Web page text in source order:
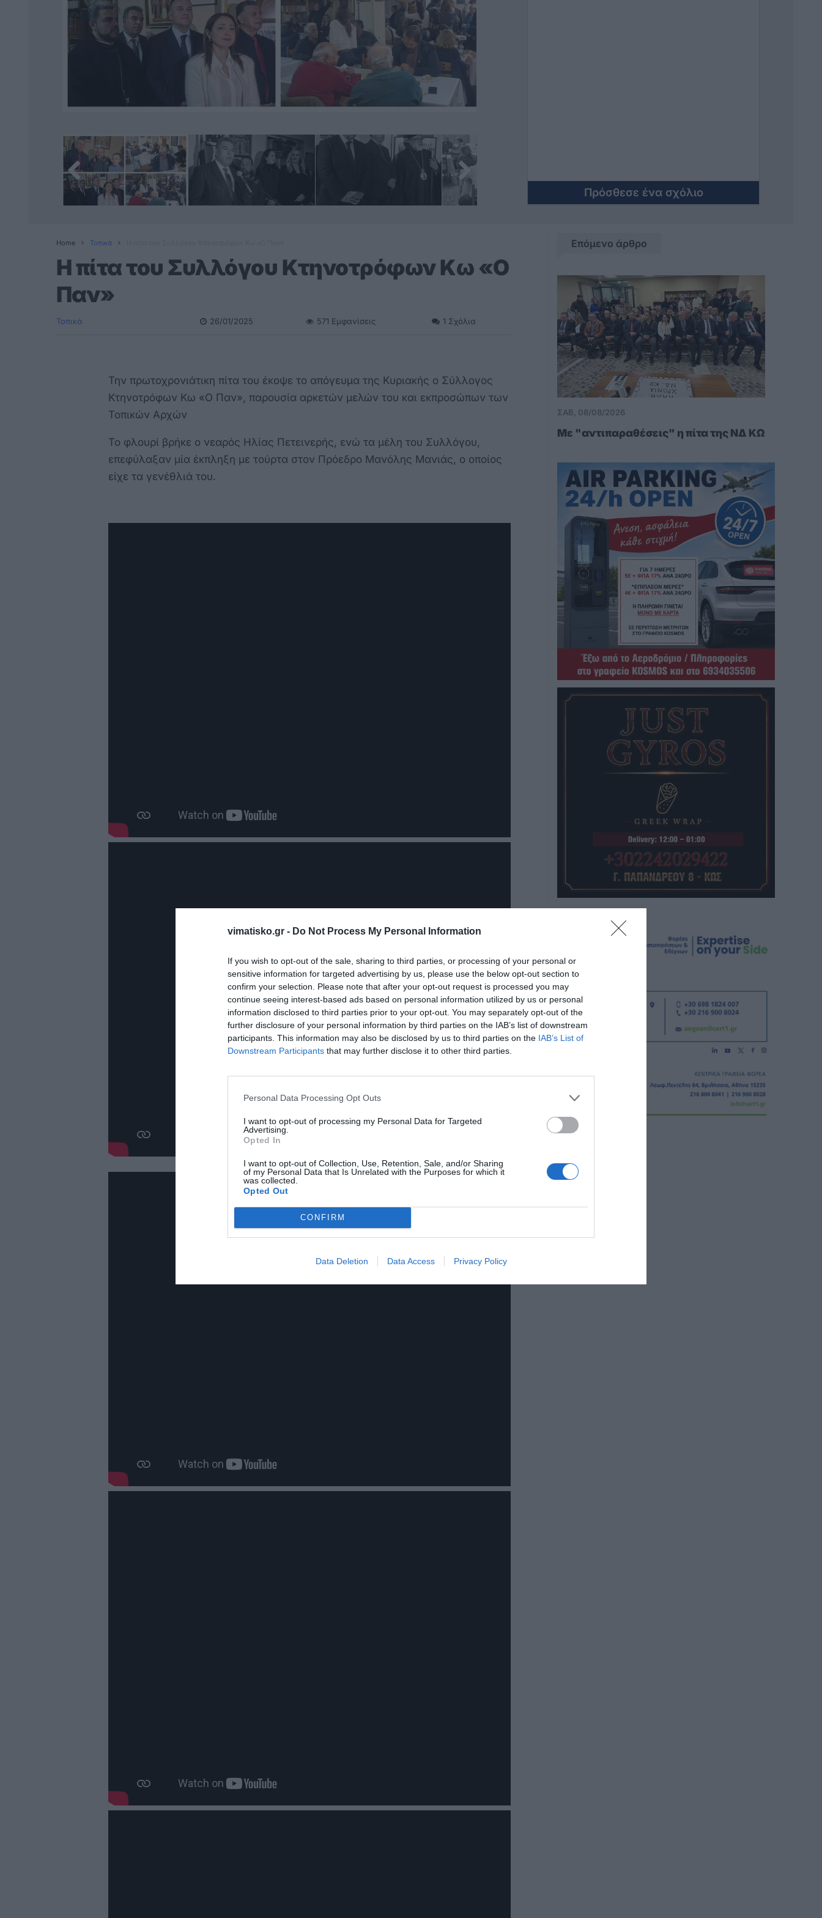
vimatisko.gr - Do Not Process My Personal Information
If you wish to opt-out of the sale, sharing to third parties, or processing of your personal or
sensitive information for targeted advertising by us, please use the below opt-out section to
confirm your selection. Please note that after your opt-out request is processed you may
continue seeing interest-based ads based on personal information utilized by us or personal
information disclosed to third parties prior to your opt-out. You may separately opt-out of the
further disclosure of your personal information by third parties on the IAB’s list of downstream
participants. This information may also be disclosed by us to third parties on the IAB’s List of
Downstream Participants that may further disclose it to other third parties.
Personal Data Processing Opt Outs
I want to opt-out of processing my Personal Data for Targeted
Advertising.
Opted In
I want to opt-out of Collection, Use, Retention, Sale, and/or Sharing
of my Personal Data that Is Unrelated with the Purposes for which it
was collected.
Opted Out
CONFIRM
Data Deletion Data Access Privacy Policy
Πρόσθεσε ένα σχόλιο
Home Τοπικά
H πίτα του Συλλόγου Κτηνοτρόφων Κω «Ο
Παν»
Τοπικά 26/01/2025 571 Εμφανίσεις 1 Σχόλια
Την πρωτοχρονιάτικη πίτα τoυ έκοψε το απόγευμα της Κυριακής ο Σύλλογος
Κτηνοτρόφων Κω «Ο Παν», παρουσία αρκετών μελών του και εκπροσώπων των
Τοπικών Αρχών
Το φλουρί βρήκε ο νεαρός Ηλίας Πετεινερής, ενώ τα μέλη του Συλλόγου,
επεφύλαξαν μία έκπληξη με τούρτα στον Πρόεδρο Μανόλης Μανιάς, ο οποίος
είχε τα γενέθλιά του.
Επόμενο άρθρο
ΣΑΒ, 08/08/2026
Με "αντιπαραθέσεις" η πίτα της ΝΔ ΚΩ